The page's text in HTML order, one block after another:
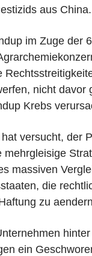
aus China.
im Zuge der
nicht davor
Krebs
versucht, der
mehrgleisige
massiven
die
zu
ein